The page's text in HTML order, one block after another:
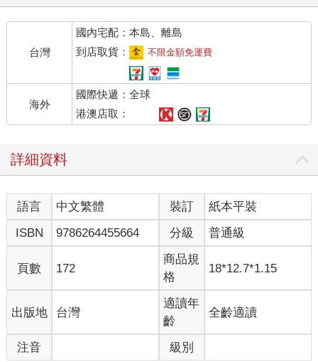
台灣
國內宅配：本島、離島
到店取貨：
不限金額免運費
海外
國際快遞：全球
港澳店取：
詳細資料
語言 中文繁體 裝訂
紙本平裝
ISBN
9786264455664 分級 普通級
頁數 172
商品規
格
18*12.7*1.15
出版地 台灣
適讀年
齡
全齡適讀
注音 級別